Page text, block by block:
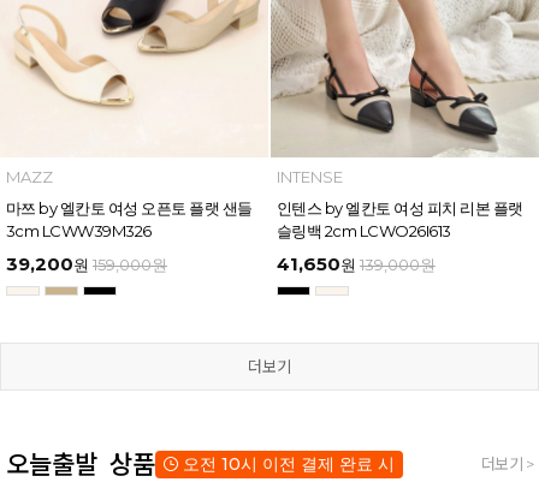
MAZZ
마쯔 by 엘칸토 여성 오픈토 플랫 샌들
3cm LCWW39M326
39,200원 159,000원
INTENSE
인텐스 by 엘칸토 여성 피치 리본 플랫
슬링백 2cm LCWO26I613
41,650원 139,000원
더보기
오늘출발 상품 오전 10시 이전 결제 완료 시 더보기 >